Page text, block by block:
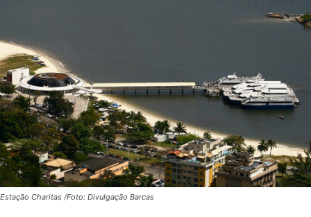
Estação Charitas /Foto: Divulgação Barcas